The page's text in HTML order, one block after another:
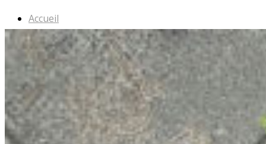
Accueil
Les ateliers
Le plan